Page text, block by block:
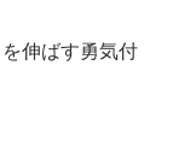
伸ばす勇気付